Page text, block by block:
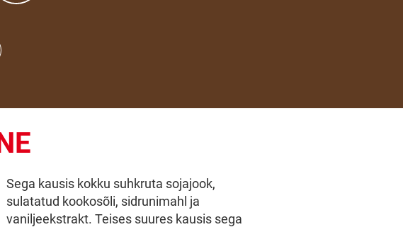
Sega kausis kokku suhkruta sojajook,
sulatatud kookosõli, sidrunimahl ja
vaniljeekstrakt. Teises suures kausis sega